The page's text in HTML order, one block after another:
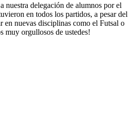
nuestra delegación de alumnos por el
en todos los partidos, a pesar del
en nuevas disciplinas como el Futsal o
muy orgullosos de ustedes!